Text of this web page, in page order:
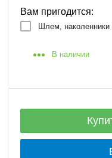
Вам пригодится:
Шлем, наколенники
В наличии